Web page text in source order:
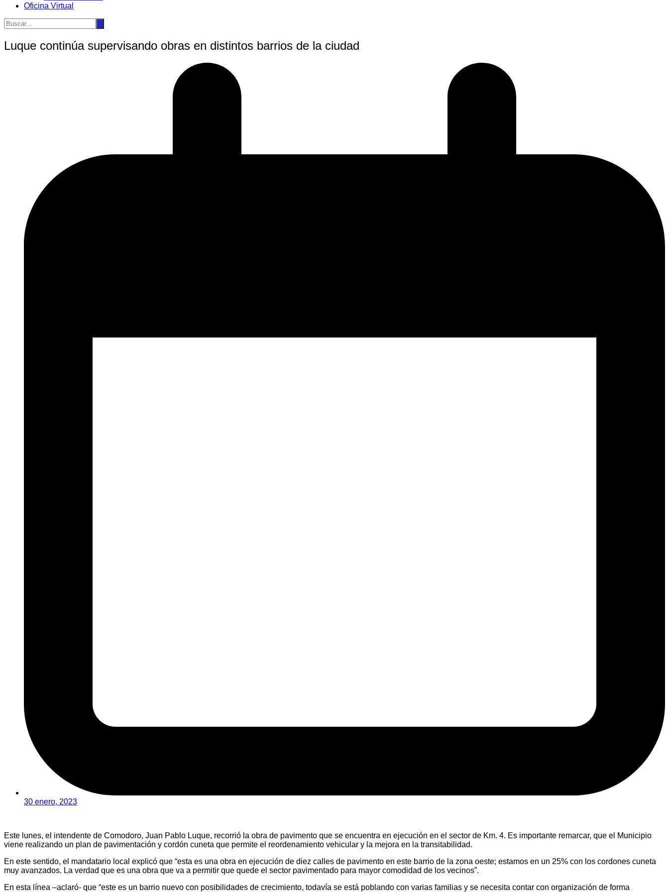
Oficina Virtual
Luque continúa supervisando obras en distintos barrios de la ciudad
30 enero, 2023
Este lunes, el intendente de Comodoro, Juan Pablo Luque, recorrió la obra de pavimento que se encuentra en ejecución en el sector de Km. 4. Es importante remarcar, que el Municipio
viene realizando un plan de pavimentación y cordón cuneta que permite el reordenamiento vehicular y la mejora en la transitabilidad.
En este sentido, el mandatario local explicó que “esta es una obra en ejecución de diez calles de pavimento en este barrio de la zona oeste; estamos en un 25% con los cordones cuneta
muy avanzados. La verdad que es una obra que va a permitir que quede el sector pavimentado para mayor comodidad de los vecinos”.
En esta línea –aclaró- que “este es un barrio nuevo con posibilidades de crecimiento, todavía se está poblando con varias familias y se necesita contar con organización de forma